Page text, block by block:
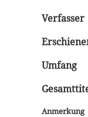
Verfasser
Umfang
Anmerkung